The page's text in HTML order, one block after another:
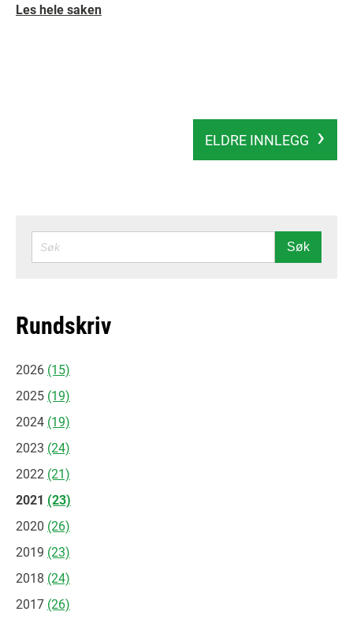
Les hele saken
ELDRE INNLEGG
SØK Søk
Rundskriv
2026 (15)
2025 (19)
2024 (19)
2023 (24)
2022 (21)
2021 (23)
2020 (26)
2019 (23)
2018 (24)
2017 (26)